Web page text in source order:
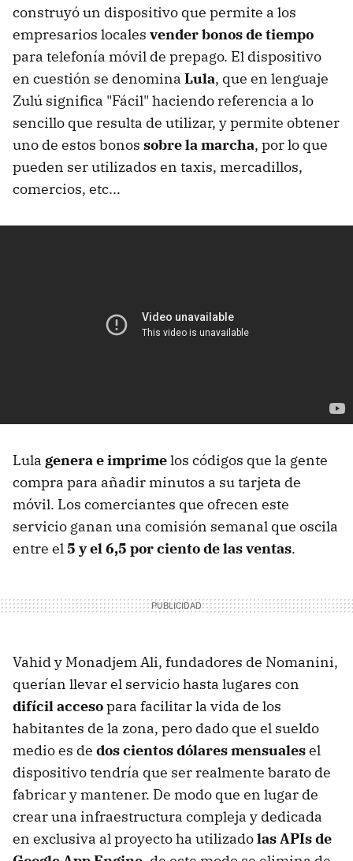
construyó un dispositivo que permite a los
empresarios locales vender bonos de tiempo
para telefonía móvil de prepago. El dispositivo
en cuestión se denomina Lula, que en lenguaje
Zulú significa "Fácil" haciendo referencia a lo
sencillo que resulta de utilizar, y permite obtener
uno de estos bonos sobre la marcha, por lo que
pueden ser utilizados en taxis, mercadillos,
comercios, etc...
Lula genera e imprimelos códigos que la gente
compra para añadir minutos a su tarjeta de
móvil. Los comerciantes que ofrecen este
servicio ganan una comisión semanal que oscila
entre el5 y el 6,5 por ciento de las ventas.
Vahid y Monadjem Ali, fundadores de Nomanini,
querían llevar el servicio hasta lugares con
difícil accesopara facilitar la vida de los
habitantes de la zona, pero dado que el sueldo
medio es de dos cientos dólares mensualesel
dispositivo tendría que ser realmente barato de
fabricar y mantener. De modo que en lugar de
crear una infraestructura compleja y dedicada
en exclusiva al proyecto ha utilizadolas APIs de